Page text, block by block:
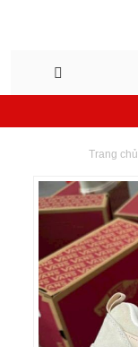
Trang chủ